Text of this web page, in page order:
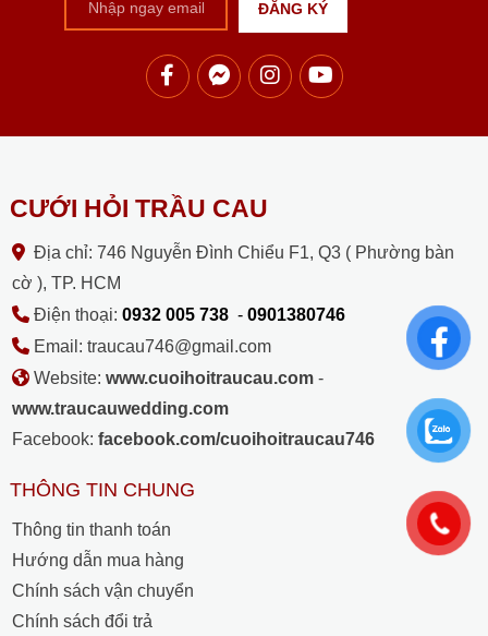
CƯỚI HỎI TRẦU CAU
Địa chỉ: 746 Nguyễn Đình Chiểu F1, Q3 ( Phường bàn
cờ ), TP. HCM
Điện thoại: 0932 005 738- 0901380746
Email: traucau746@gmail.com
Website: www.cuoihoitraucau.com -
www.traucauwedding.com
Facebook: facebook.com/cuoihoitraucau746
THÔNG TIN CHUNG
Thông tin thanh toán
Hướng dẫn mua hàng
Chính sách vận chuyển
Chính sách đổi trả